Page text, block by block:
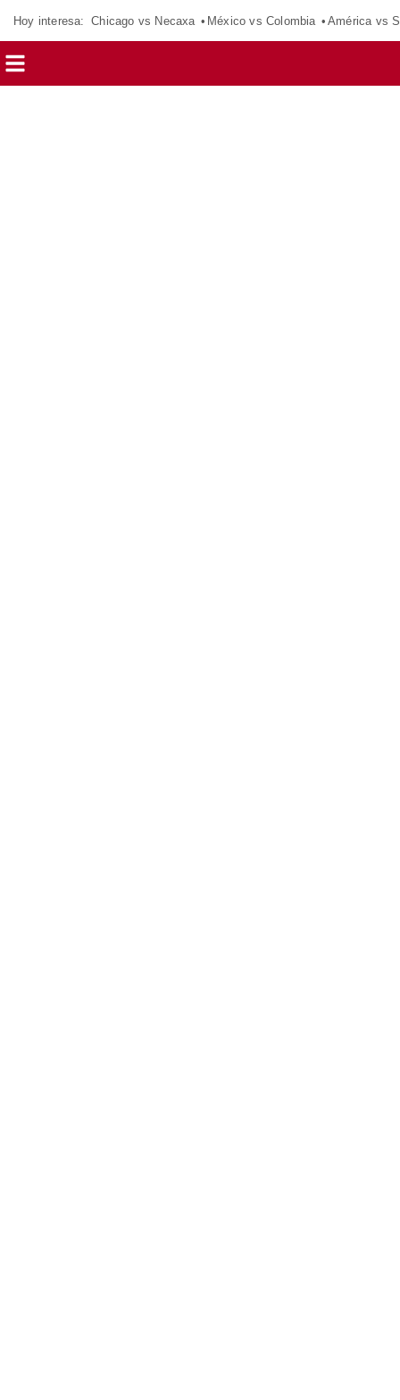
Hoy interesa: Chicago vs Necaxa México vs Colombia América vs